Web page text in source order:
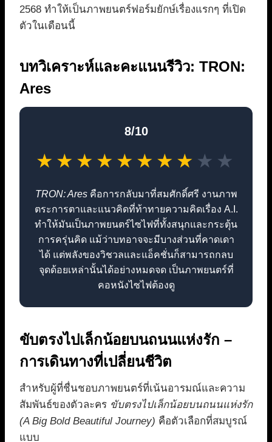
2568 ทำให้เป็นภาพยนตร์ฟอร์มยักษ์เรื่องแรกๆ ที่เปิด
ตัวในเดือนนี้
บทวิเคราะห์และคะแนนรีวิว: TRON:
Ares
8/10
★ ★ ★ ★ ★ ★ ★ ★ ★ ★
TRON: Aresคือการกลับมาที่สมศักดิ์ศรี งานภาพ
ตระการตาและแนวคิดที่ท้าทายความคิดเรื่อง A.I.
ทำให้มันเป็นภาพยนตร์ไซไฟที่ทั้งสนุกและกระตุ้น
การครุ่นคิด แม้ว่าบทอาจจะมีบางส่วนที่คาดเดา
ได้ แต่พลังของวิชวลและแอ็คชั่นก็สามารถกลบ
จุดด้อยเหล่านั้นได้อย่างหมดจด เป็นภาพยนตร์ที่
คอหนังไซไฟต้องดู
ขับตรงไปเล็กน้อยบนถนนแห่งรัก –
การเดินทางที่เปลี่ยนชีวิต
สำหรับผู้ที่ชื่นชอบภาพยนตร์ที่เน้นอารมณ์และความ
สัมพันธ์ของตัวละคร ขับตรงไปเล็กน้อยบนถนนแห่งรัก
(A Big Bold Beautiful Journey) คือตัวเลือกที่สมบูรณ์
แบบ